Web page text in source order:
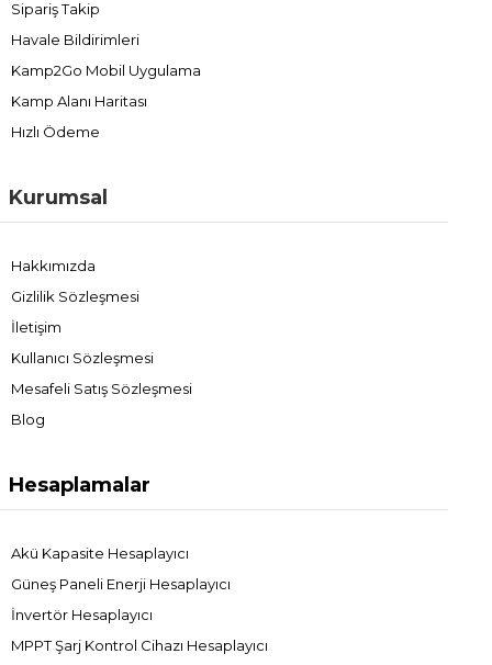
Sipariş Takip
Havale Bildirimleri
Kamp2Go Mobil Uygulama
Kamp Alanı Haritası
Hızlı Ödeme
Kurumsal
Hakkımızda
Gizlilik Sözleşmesi
İletişim
Kullanıcı Sözleşmesi
Mesafeli Satış Sözleşmesi
Blog
Hesaplamalar
Akü Kapasite Hesaplayıcı
Güneş Paneli Enerji Hesaplayıcı
İnvertör Hesaplayıcı
MPPT Şarj Kontrol Cihazı Hesaplayıcı